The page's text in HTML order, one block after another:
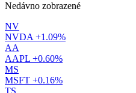
Nedávno zobrazené
NV
NVDA +1.09%
AA
AAPL +0.60%
MS
MSFT +0.16%